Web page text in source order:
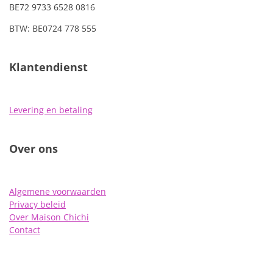
BE72 9733 6528 0816
BTW: BE0724 778 555
Klantendienst
Levering en betaling
Over ons
Algemene voorwaarden
Privacy beleid
Over Maison Chichi
Contact